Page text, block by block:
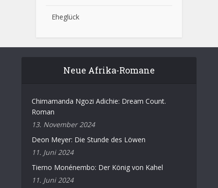
Eheglück
Neue Afrika-Romane
Chimamanda Ngozi Adichie: Dream Count.
Roman
13. November 2024
Deon Meyer: Die Stunde des Löwen
11. Juni 2024
Tierno Monénembo: Der König von Kahel
11. Juni 2024